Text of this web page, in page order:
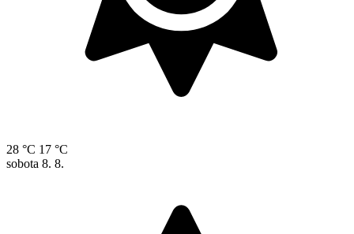
28 °C 17 °C
sobota 8. 8.